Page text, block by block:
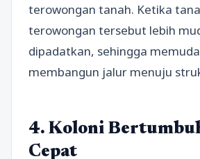
terowongan tanah. Ketika
terowongan tersebut lebih
dipadatkan, sehingga
membangun jalur menuju
4. Koloni
Cepat